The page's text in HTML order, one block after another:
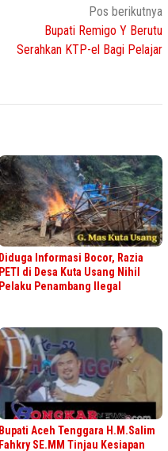
Pos berikutnya
Bupati Remigo Y Berutu
Serahkan KTP-el Bagi Pelajar
Diduga Informasi Bocor, Razia
PETI di Desa Kuta Usang Nihil
Pelaku Penambang Ilegal
Bupati Aceh Tenggara H.M.Salim
Fahkry SE.MM Tinjau Kesiapan